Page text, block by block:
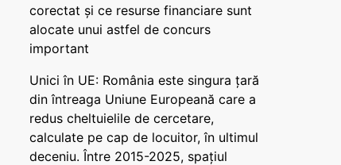
corectat și ce resurse financiare sunt
alocate unui astfel de concurs
important
Unici în UE: România este singura țară
din întreaga Uniune Europeană care a
redus cheltuielile de cercetare,
calculate pe cap de locuitor, în ultimul
deceniu. Între 2015-2025, spațiul